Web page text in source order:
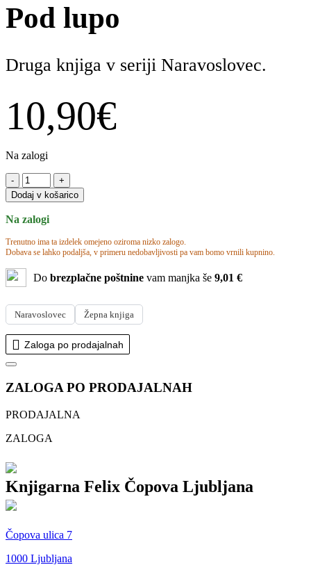
Pod lupo
Druga knjiga v seriji Naravoslovec.
10,90€
Na zalogi
-
Pod
lupo
količina
+
Dodaj v košarico
Na zalogi
Trenutno ima ta izdelek omejeno oziroma nizko zalogo.
Dobava se lahko podaljša, v primeru nedobavljivosti pa vam bomo vrnili kupnino.
Do brezplačne poštnine vam manjka še 9,01 €
Naravoslovec Žepna knjiga
Zaloga po prodajalnah
ZALOGA PO PRODAJALNAH
PRODAJALNA
ZALOGA
Knjigarna Felix Čopova Ljubljana
Čopova ulica 7
1000 Ljubljana